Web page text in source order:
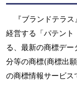
『ブランドテラ
経営する「パテント
る、最新の商標デ
分等の商標(商標出
の商標情報サービス